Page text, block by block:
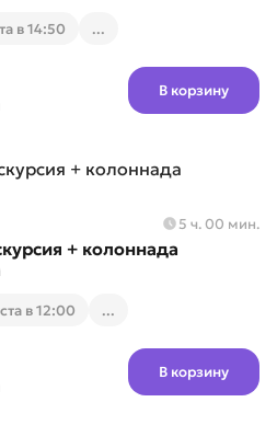
в 14:50 ...
В корзину
5 ч. 00 мин.
+ колоннада
в 12:00 ...
В корзину